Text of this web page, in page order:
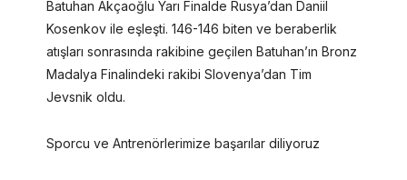
Batuhan Akçaoğlu Yarı Finalde Rusya’dan Daniil
Kosenkov ile eşleşti. 146-146 biten ve beraberlik
atışları sonrasında rakibine geçilen Batuhan’ın Bronz
Madalya Finalindeki rakibi Slovenya’dan Tim
Jevsnik oldu.
Sporcu ve Antrenörlerimize başarılar diliyoruz